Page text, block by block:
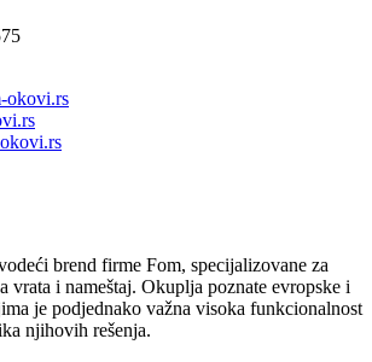
okovi.rs
brend firme Fom, specijalizovane za
vrata i nameštaj. Okuplja poznate evropske i
je podjednako važna visoka funkcionalnost
njihovih rešenja.